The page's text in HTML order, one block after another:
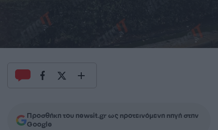
Προσθήκη του newsit.gr ως προτεινόμενη πηγή στην
Google